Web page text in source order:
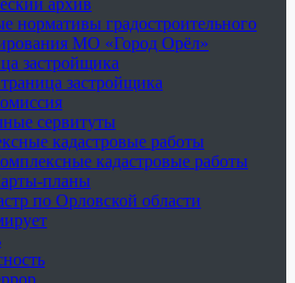
архив
нормативы градостроительного
МО «Город Орёл»
застройщика
застройщика
сервитуты
кадастровые работы
кадастровые работы
планы
по Орловской области